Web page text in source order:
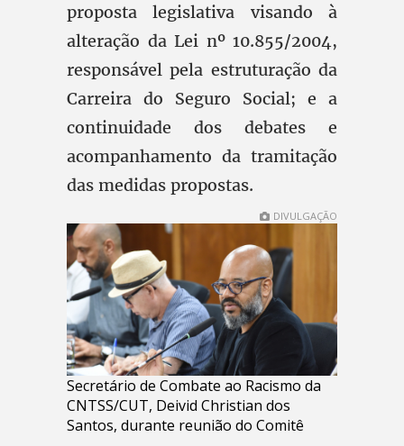
proposta legislativa visando à
alteração da Lei nº 10.855/2004,
responsável pela estruturação da
Carreira do Seguro Social; e a
continuidade dos debates e
acompanhamento da tramitação
das medidas propostas.
DIVULGAÇÃO
Secretário de Combate ao Racismo da
CNTSS/CUT, Deivid Christian dos
Santos, durante reunião do Comitê